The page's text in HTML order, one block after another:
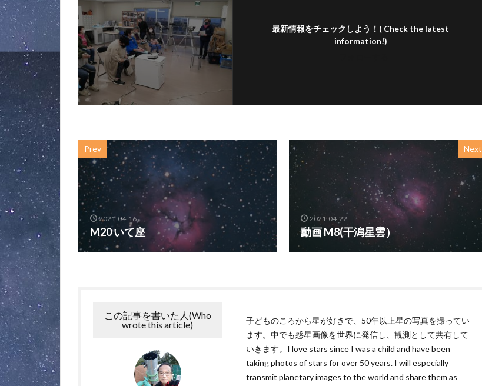
最新情報をチェックしよう！( Check the latest
information!)
Prev
2021-04-16
M20 いて座
Next
2021-04-22
動画 M8(干潟星雲）
この記事を書いた人(Who
wrote this article)
子どものころから星が好きで、50年以上星の写真を撮ってい
ます。中でも惑星画像を世界に発信し、観測として共有して
いきます。I love stars since I was a child and have been
taking photos of stars for over 50 years. I will especially
transmit planetary images to the world and share them as